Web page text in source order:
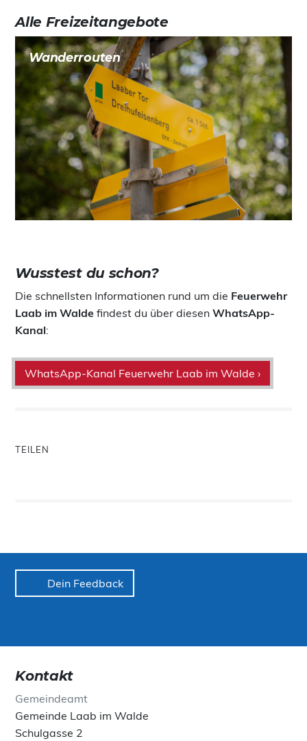
Alle Freizeitangebote
Wanderrouten
Wusstest du schon?
Die schnellsten Informationen rund um die Feuerwehr
Laab im Walde findest du über diesenWhatsApp-
Kanal:
WhatsApp-Kanal Feuerwehr Laab im Walde ›
TEILEN
Dein Feedback
Kontakt
Gemeindeamt
Gemeinde Laab im Walde
Schulgasse 2